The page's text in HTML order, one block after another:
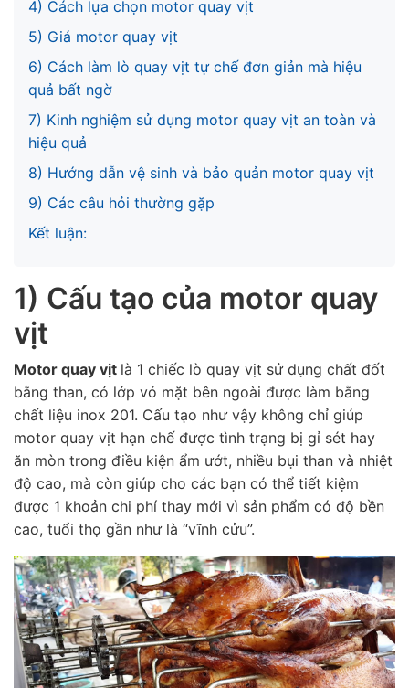
4) Cách lựa chọn motor quay vịt
5) Giá motor quay vịt
6) Cách làm lò quay vịt tự chế đơn giản mà hiệu
quả bất ngờ
7) Kinh nghiệm sử dụng motor quay vịt an toàn và
hiệu quả
8) Hướng dẫn vệ sinh và bảo quản motor quay vịt
9) Các câu hỏi thường gặp
Kết luận:
1) Cấu tạo của motor quay
vịt
Motor quay vịt là 1 chiếc lò quay vịt sử dụng chất đốt
bằng than, có lớp vỏ mặt bên ngoài được làm bằng
chất liệu inox 201. Cấu tạo như vậy không chỉ giúp
motor quay vịt hạn chế được tình trạng bị gỉ sét hay
ăn mòn trong điều kiện ẩm ướt, nhiều bụi than và nhiệt
độ cao, mà còn giúp cho các bạn có thể tiết kiệm
được 1 khoản chi phí thay mới vì sản phẩm có độ bền
cao, tuổi thọ gần như là “vĩnh cửu”.